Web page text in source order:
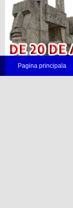
Pagina principala